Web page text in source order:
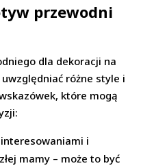
przewodni
dla dekoracji na
różne style i
które mogą
i
mamy – może to być